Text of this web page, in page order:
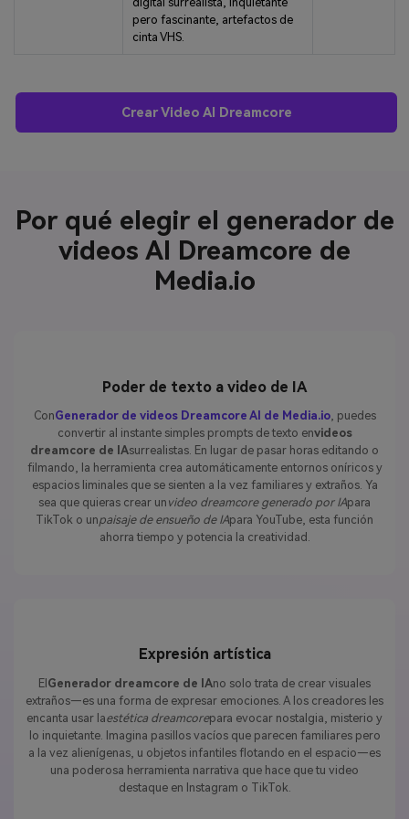
pero fascinante, artefactos de
cinta VHS.
Crear Video AI Dreamcore
Por qué elegir el generador de
videos AI Dreamcore de
Media.io
Poder de texto a video de IA
ConGenerador de videos Dreamcore AI de Media.io, puedes
convertir al instante simples prompts de texto envideos
dreamcore de IAsurrealistas. En lugar de pasar horas editando o
filmando, la herramienta crea automáticamente entornos oníricos y
espacios liminales que se sienten a la vez familiares y extraños. Ya
sea que quieras crear un video dreamcore generado por IApara
TikTok o unpaisaje de ensueño de IApara YouTube, esta función
ahorra tiempo y potencia la creatividad.
Expresión artística
El Generador dreamcore de IAno solo trata de crear visuales
extraños—es una forma de expresar emociones. A los creadores les
encanta usar laestética dreamcorepara evocar nostalgia, misterio y
lo inquietante. Imagina pasillos vacíos que parecen familiares pero
a la vez alienígenas, u objetos infantiles flotando en el espacio—es
una poderosa herramienta narrativa que hace que tu video
destaque en Instagram o TikTok.